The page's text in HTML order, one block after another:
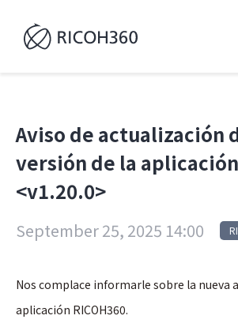
Aviso de actualización
versión de la aplicación
<v1.20.0>
September 25, 2025 14:00
Nos complace informarle sobre la nueva
aplicación RICOH360.